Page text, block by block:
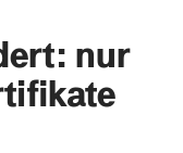
nur